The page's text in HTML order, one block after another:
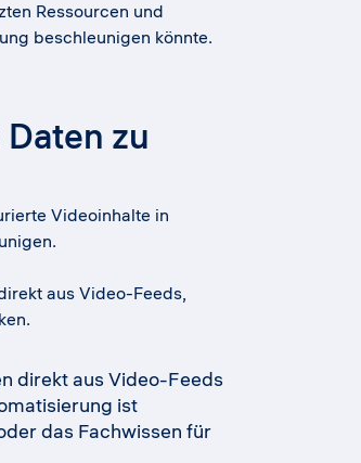
Ressourcen und
beschleunigen könnte.
zu
Videoinhalte in
aus Video-Feeds,
direkt aus Video-Feeds
ist
das Fachwissen für